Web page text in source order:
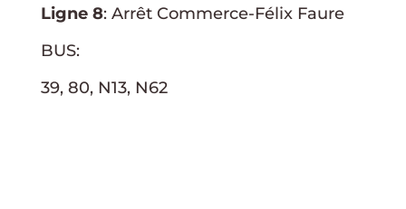
Ligne 8: Arrêt Commerce-Félix Faure
BUS:
39, 80, N13, N62